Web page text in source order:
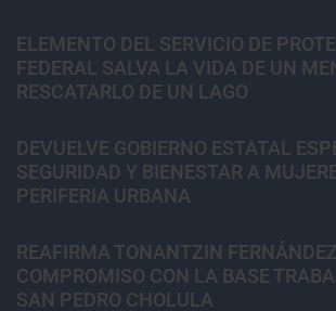
ELEMENTO DEL SERVICIO DE
FEDERAL SALVA LA VIDA DE UN
RESCATARLO DE UN LAGO
DEVUELVE GOBIERNO ESTATAL
SEGURIDAD Y BIENESTAR A
PERIFERIA URBANA
REAFIRMA TONANTZIN
COMPROMISO CON LA BASE
SAN PEDRO CHOLULA